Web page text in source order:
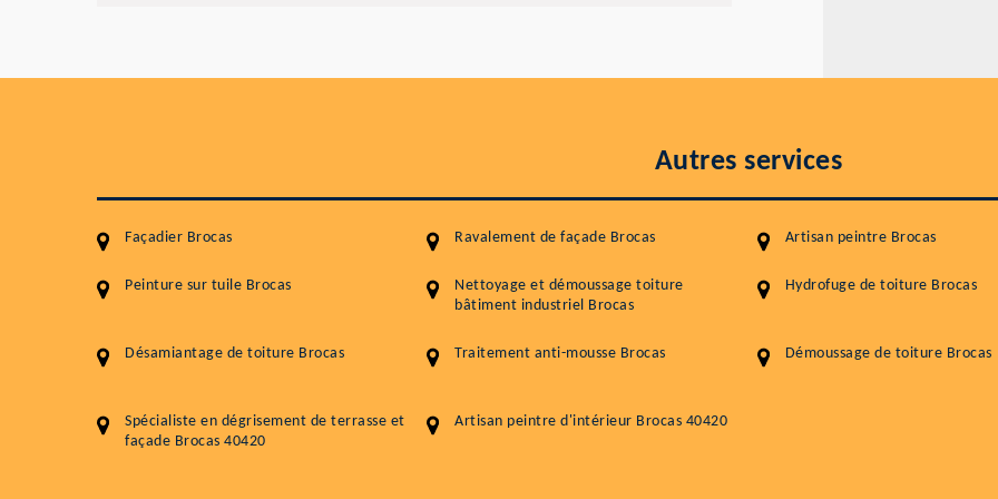
Autres services
Façadier Brocas Ravalement de façade Brocas Artisan peintre Brocas
Peinture sur tuile Brocas
Nettoyage et démoussage toiture
bâtiment industriel Brocas
Hydrofuge de toiture Brocas
Désamiantage de toiture Brocas Traitement anti-mousse Brocas Démoussage de toiture Brocas
Spécialiste en dégrisement de terrasse et
façade Brocas 40420
Artisan peintre d'intérieur Brocas 40420